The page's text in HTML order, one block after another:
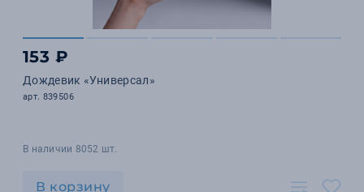
153 ₽
Дождевик «Универсал»
арт. 839506
В наличии 8052 шт.
В корзину